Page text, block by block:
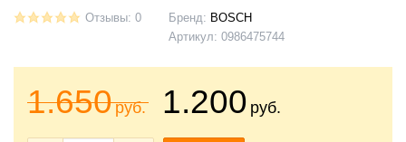
Отзывы: 0 Бренд: BOSCH
Артикул: 0986475744
1.650руб. 1.200 руб.